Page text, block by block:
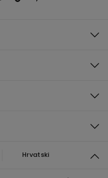
Hrvatski